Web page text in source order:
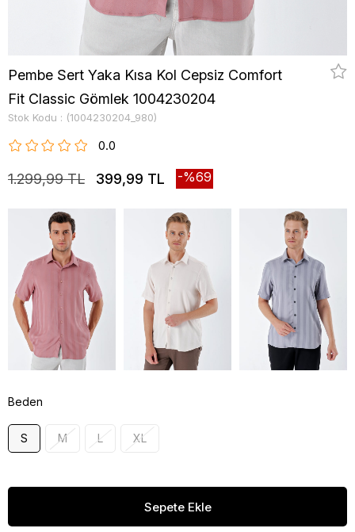
Pembe Sert Yaka Kısa Kol Cepsiz Comfort
Fit Classic Gömlek 1004230204
Stok Kodu (1004230204_980)
0.0
1.299,99 TL 399,99 TL 69
Beden
S M L XL